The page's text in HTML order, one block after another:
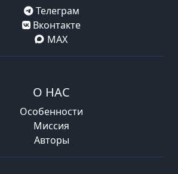
Телеграм
Вконтакте
MAX
О НАС
Особенности
Миссия
Авторы